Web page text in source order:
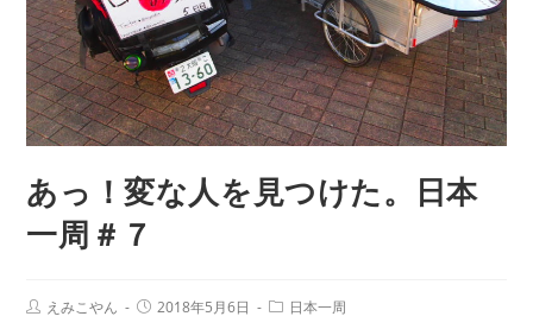
あっ！変な人を見つけた。日本
一周＃７
えみこやん 2018年5月6日 日本一周